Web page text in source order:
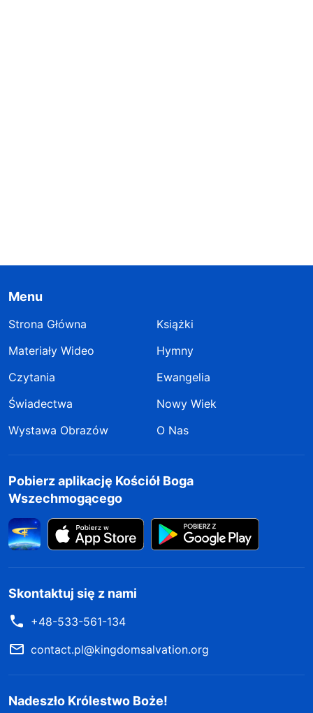
Menu
Strona Główna
Książki
Materiały Wideo
Hymny
Czytania
Ewangelia
Świadectwa
Nowy Wiek
Wystawa Obrazów
O Nas
Pobierz aplikację Kościół Boga
Wszechmogącego
Skontaktuj się z nami
+48-533-561-134
contact.pl@kingdomsalvation.org
Nadeszło Królestwo Boże!